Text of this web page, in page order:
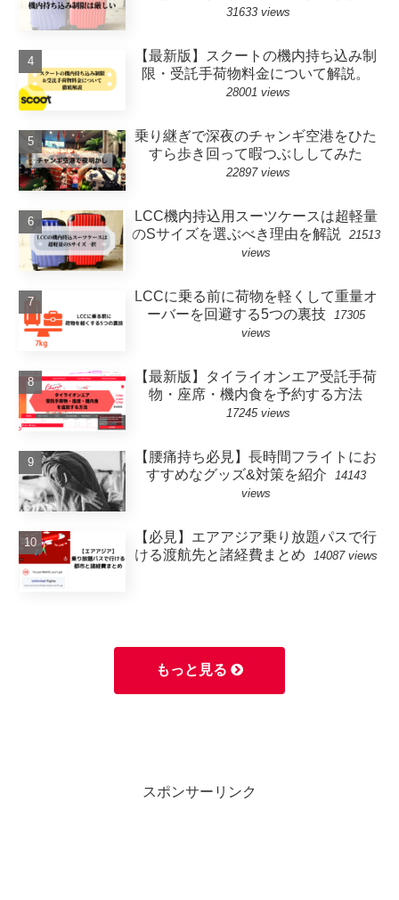
31633 views
【最新版】スクートの機内持ち込み制
限・受託手荷物料金について解説。
28001 views
乗り継ぎで深夜のチャンギ空港をひた
すら歩き回って暇つぶししてみた
22897 views
LCC機内持込用スーツケースは超軽量
のSサイズを選ぶべき理由を解説
21513
views
LCCに乗る前に荷物を軽くして重量オ
ーバーを回避する5つの裏技
17305
views
【最新版】タイライオンエア受託手荷
物・座席・機内食を予約する方法
17245 views
【腰痛持ち必見】長時間フライトにお
すすめなグッズ&対策を紹介
14143
views
【必見】エアアジア乗り放題パスで行
ける渡航先と諸経費まとめ
14087 views
もっと見る
スポンサーリンク